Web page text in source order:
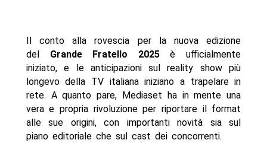
Il conto alla rovescia per la nuova edizione
del Grande Fratello 2025è ufficialmente
iniziato, e le anticipazioni sul reality show più
longevo della TV italiana iniziano a trapelare in
rete. A quanto pare, Mediaset ha in mente una
vera e propria rivoluzione per riportare il format
alle sue origini, con importanti novità sia sul
piano editoriale che sul cast dei concorrenti.